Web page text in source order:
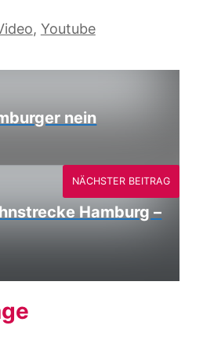
, Youtube
nein
Hamburg –
NÄCHSTER BEITRAG